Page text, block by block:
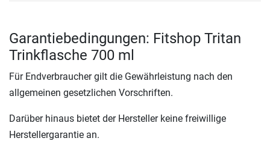
Garantiebedingungen: Fitshop Tritan
Trinkflasche 700 ml
Für Endverbraucher gilt die Gewährleistung nach den
allgemeinen gesetzlichen Vorschriften.
Darüber hinaus bietet der Hersteller keine freiwillige
Herstellergarantie an.